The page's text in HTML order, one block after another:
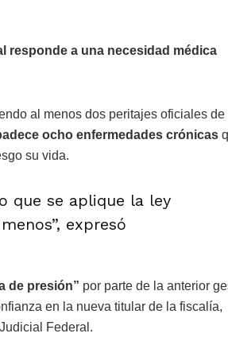
responde a una necesidad médica
al menos dos peritajes oficiales de
ocho enfermedades crónicas
su vida.
que se aplique la ley
expresó
de presión” por parte de la anterior
en la nueva titular de la fiscalía,
Federal.